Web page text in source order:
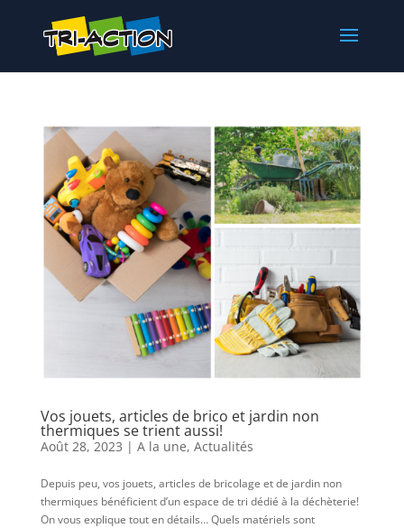
Vos jouets, articles de brico et jardin non
thermiques se trient aussi!
Août 28, 2023 | A la une, Actualités
Depuis peu, vos jouets, articles de bricolage et de jardin non
thermiques bénéficient d’un espace de tri dédié à la déchèterie!
On vous explique tout en détails… Quels matériels sont